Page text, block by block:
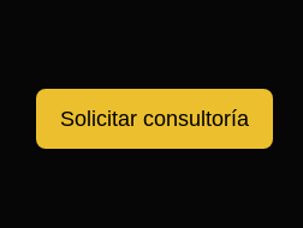
Solicitar consultoría